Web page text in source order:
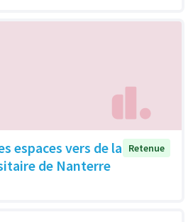
espaces vers de la
de Nanterre
Retenue